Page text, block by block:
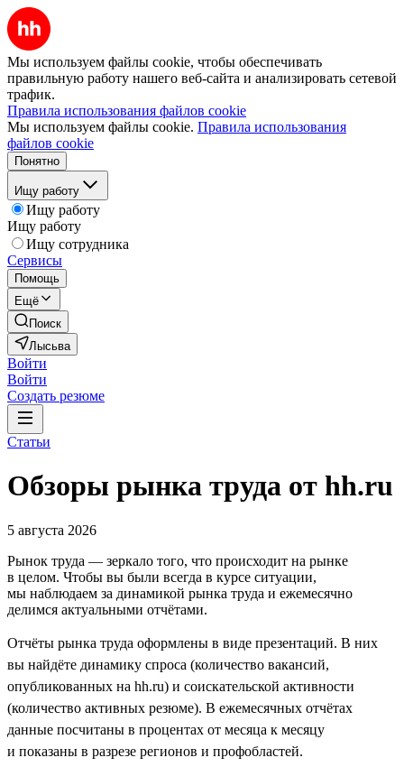
Мы используем файлы cookie, чтобы обеспечивать
правильную работу нашего веб-сайта и анализировать сетевой
трафик.
Правила использования файлов cookie
Мы используем файлы cookie. Правила использования
файлов cookie
Понятно
Ищу работу
Ищу работу
Ищу работу
Ищу сотрудника
Сервисы
Помощь
Ещё
Поиск
Лысьва
Войти
Войти
Создать резюме
Статьи
Обзоры рынка труда от hh.ru
5 августа 2026
Рынок труда — зеркало того, что происходит на рынке
в целом. Чтобы вы были всегда в курсе ситуации,
мы наблюдаем за динамикой рынка труда и ежемесячно
делимся актуальными отчётами.
Отчёты рынка труда оформлены в виде презентаций. В них
вы найдёте динамику спроса (количество вакансий,
опубликованных на hh.ru) и соискательской активности
(количество активных резюме). В ежемесячных отчётах
данные посчитаны в процентах от месяца к месяцу
и показаны в разрезе регионов и профобластей.